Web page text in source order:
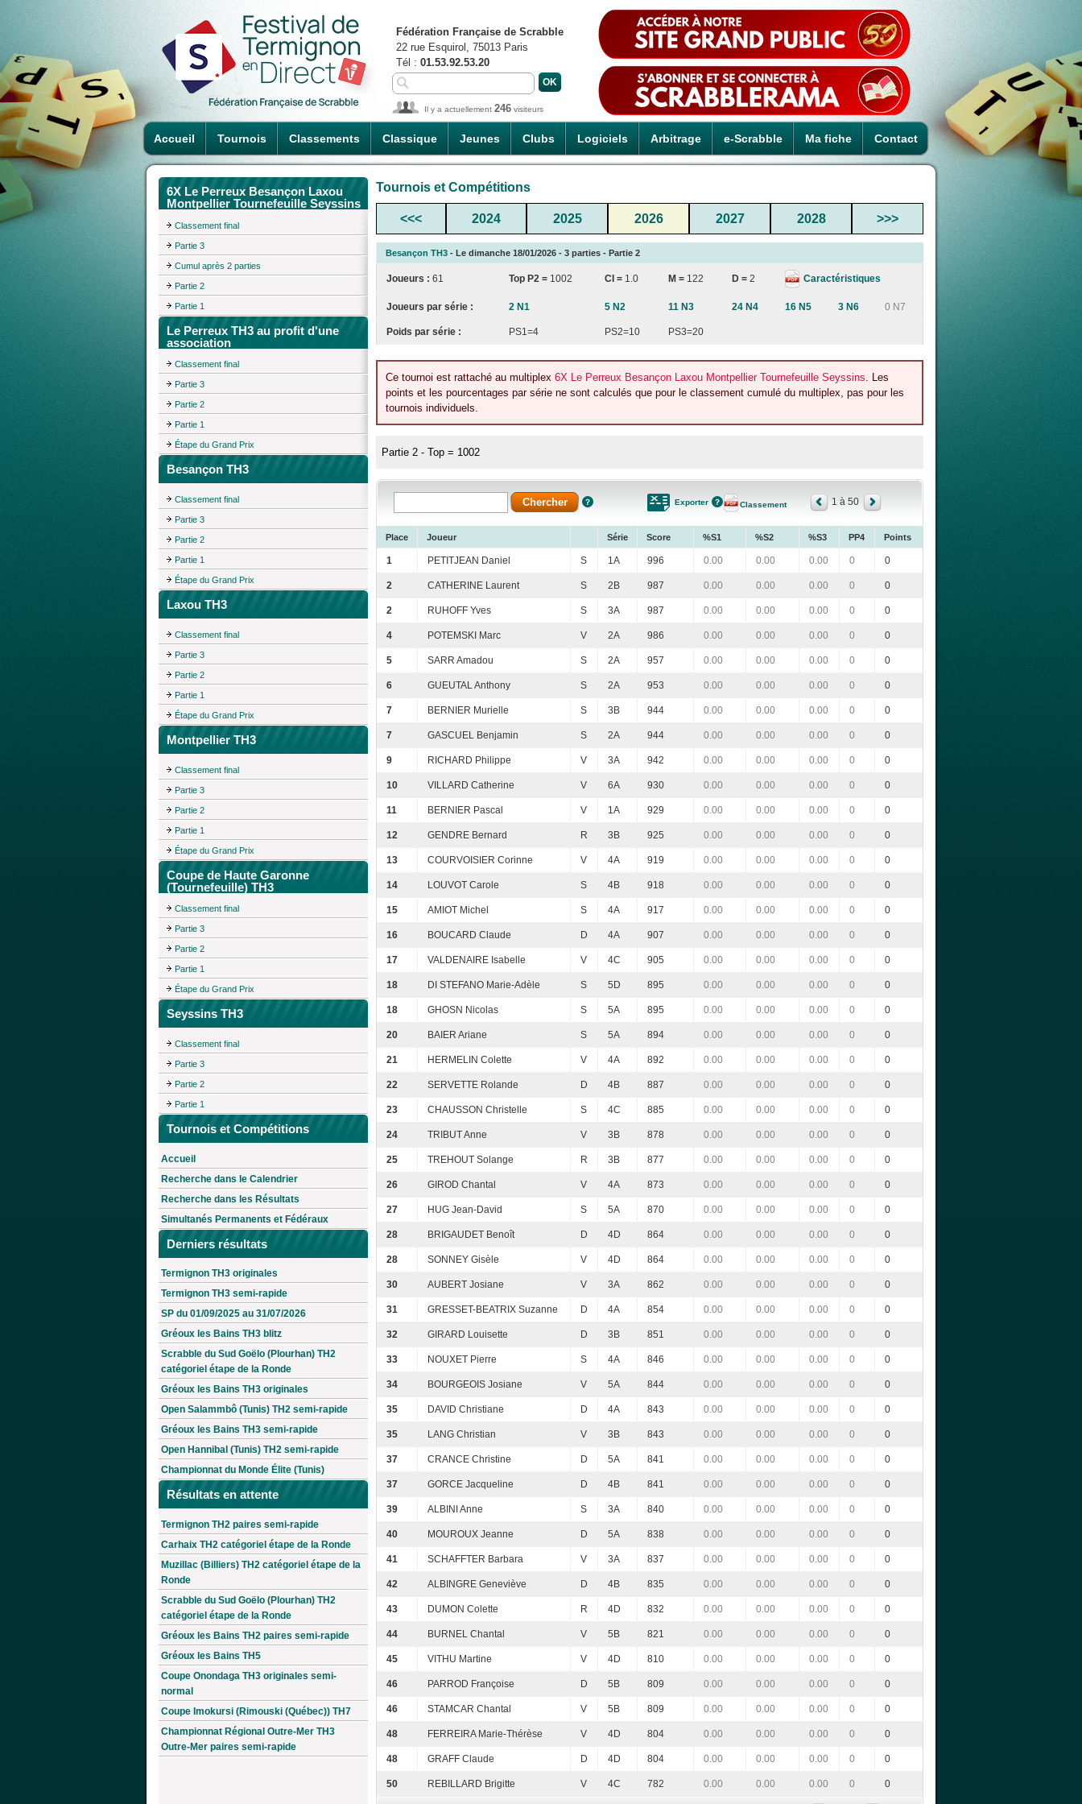
Accueil Tournois Classements Classique Jeunes Clubs Logiciels Arbitrage e-Scrabble Ma fiche Contact
Fédération Française de Scrabble
22 rue Esquirol, 75013 Paris
Tél : 01.53.92.53.20
Il y a actuellement 246 visiteurs
6X Le Perreux Besançon Laxou
Montpellier Tournefeuille Seyssins
Classement final
Partie 3
Cumul après 2 parties
Partie 2
Partie 1
Le Perreux TH3 au profit d'une
association
Classement final
Partie 3
Partie 2
Partie 1
Étape du Grand Prix
Besançon TH3
Classement final
Partie 3
Partie 2
Partie 1
Étape du Grand Prix
Laxou TH3
Classement final
Partie 3
Partie 2
Partie 1
Étape du Grand Prix
Montpellier TH3
Classement final
Partie 3
Partie 2
Partie 1
Étape du Grand Prix
Coupe de Haute Garonne
(Tournefeuille) TH3
Classement final
Partie 3
Partie 2
Partie 1
Étape du Grand Prix
Seyssins TH3
Classement final
Partie 3
Partie 2
Partie 1
Tournois et Compétitions
Accueil
Recherche dans le Calendrier
Recherche dans les Résultats
Simultanés Permanents et Fédéraux
Derniers résultats
Termignon TH3 originales
Termignon TH3 semi-rapide
SP du 01/09/2025 au 31/07/2026
Gréoux les Bains TH3 blitz
Scrabble du Sud Goëlo (Plourhan) TH2
catégoriel étape de la Ronde
Gréoux les Bains TH3 originales
Open Salammbô (Tunis) TH2 semi-rapide
Gréoux les Bains TH3 semi-rapide
Open Hannibal (Tunis) TH2 semi-rapide
Championnat du Monde Élite (Tunis)
Résultats en attente
Termignon TH2 paires semi-rapide
Carhaix TH2 catégoriel étape de la Ronde
Muzillac (Billiers) TH2 catégoriel étape de la
Ronde
Scrabble du Sud Goëlo (Plourhan) TH2
catégoriel étape de la Ronde
Gréoux les Bains TH2 paires semi-rapide
Gréoux les Bains TH5
Coupe Onondaga TH3 originales semi-
normal
Coupe Imokursi (Rimouski (Québec)) TH7
Championnat Régional Outre-Mer TH3
Outre-Mer paires semi-rapide
Tournois et Compétitions
<<< 2024 2025 2026 2027 2028 >>>
Besançon TH3 - Le dimanche 18/01/2026 - 3 parties - Partie 2
Joueurs : 61 Top P2 = 1002 CI = 1.0 M = 122 D = 2 Caractéristiques
Joueurs par série : 2 N1 5 N2 11 N3 24 N4 16 N5 3 N6 0 N7
Poids par série : PS1=4 PS2=10 PS3=20
Ce tournoi est rattaché au multiplex 6X Le Perreux Besançon Laxou Montpellier Tournefeuille Seyssins. Les
points et les pourcentages par série ne sont calculés que pour le classement cumulé du multiplex, pas pour les
tournois individuels.
Partie 2 - Top = 1002
Exporter Classement 1 à 50
Place Joueur Série Score %S1 %S2 %S3 PP4 Points
1 PETITJEAN Daniel S 1A 996 0.00 0.00 0.00 0 0
2 CATHERINE Laurent S 2B 987 0.00 0.00 0.00 0 0
2 RUHOFF Yves S 3A 987 0.00 0.00 0.00 0 0
4 POTEMSKI Marc V 2A 986 0.00 0.00 0.00 0 0
5 SARR Amadou S 2A 957 0.00 0.00 0.00 0 0
6 GUEUTAL Anthony S 2A 953 0.00 0.00 0.00 0 0
7 BERNIER Murielle S 3B 944 0.00 0.00 0.00 0 0
7 GASCUEL Benjamin S 2A 944 0.00 0.00 0.00 0 0
9 RICHARD Philippe V 3A 942 0.00 0.00 0.00 0 0
10 VILLARD Catherine V 6A 930 0.00 0.00 0.00 0 0
11 BERNIER Pascal V 1A 929 0.00 0.00 0.00 0 0
12 GENDRE Bernard R 3B 925 0.00 0.00 0.00 0 0
13 COURVOISIER Corinne V 4A 919 0.00 0.00 0.00 0 0
14 LOUVOT Carole S 4B 918 0.00 0.00 0.00 0 0
15 AMIOT Michel S 4A 917 0.00 0.00 0.00 0 0
16 BOUCARD Claude D 4A 907 0.00 0.00 0.00 0 0
17 VALDENAIRE Isabelle V 4C 905 0.00 0.00 0.00 0 0
18 DI STEFANO Marie-Adèle S 5D 895 0.00 0.00 0.00 0 0
18 GHOSN Nicolas S 5A 895 0.00 0.00 0.00 0 0
20 BAIER Ariane S 5A 894 0.00 0.00 0.00 0 0
21 HERMELIN Colette V 4A 892 0.00 0.00 0.00 0 0
22 SERVETTE Rolande D 4B 887 0.00 0.00 0.00 0 0
23 CHAUSSON Christelle S 4C 885 0.00 0.00 0.00 0 0
24 TRIBUT Anne V 3B 878 0.00 0.00 0.00 0 0
25 TREHOUT Solange R 3B 877 0.00 0.00 0.00 0 0
26 GIROD Chantal V 4A 873 0.00 0.00 0.00 0 0
27 HUG Jean-David S 5A 870 0.00 0.00 0.00 0 0
28 BRIGAUDET Benoît D 4D 864 0.00 0.00 0.00 0 0
28 SONNEY Gisèle V 4D 864 0.00 0.00 0.00 0 0
30 AUBERT Josiane V 3A 862 0.00 0.00 0.00 0 0
31 GRESSET-BEATRIX Suzanne D 4A 854 0.00 0.00 0.00 0 0
32 GIRARD Louisette D 3B 851 0.00 0.00 0.00 0 0
33 NOUXET Pierre S 4A 846 0.00 0.00 0.00 0 0
34 BOURGEOIS Josiane V 5A 844 0.00 0.00 0.00 0 0
35 DAVID Christiane D 4A 843 0.00 0.00 0.00 0 0
35 LANG Christian V 3B 843 0.00 0.00 0.00 0 0
37 CRANCE Christine D 5A 841 0.00 0.00 0.00 0 0
37 GORCE Jacqueline D 4B 841 0.00 0.00 0.00 0 0
39 ALBINI Anne S 3A 840 0.00 0.00 0.00 0 0
40 MOUROUX Jeanne D 5A 838 0.00 0.00 0.00 0 0
41 SCHAFFTER Barbara V 3A 837 0.00 0.00 0.00 0 0
42 ALBINGRE Geneviève D 4B 835 0.00 0.00 0.00 0 0
43 DUMON Colette R 4D 832 0.00 0.00 0.00 0 0
44 BURNEL Chantal V 5B 821 0.00 0.00 0.00 0 0
45 VITHU Martine V 4D 810 0.00 0.00 0.00 0 0
46 PARROD Françoise D 5B 809 0.00 0.00 0.00 0 0
46 STAMCAR Chantal V 5B 809 0.00 0.00 0.00 0 0
48 FERREIRA Marie-Thérèse V 4D 804 0.00 0.00 0.00 0 0
48 GRAFF Claude D 4D 804 0.00 0.00 0.00 0 0
50 REBILLARD Brigitte V 4C 782 0.00 0.00 0.00 0 0